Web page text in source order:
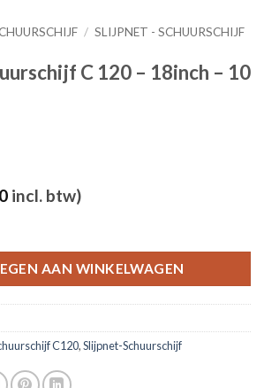
/ SLIJPNET - SCHUURSCHIJF
C 120 – 18inch – 10
incl. btw)
AAN WINKELWAGEN
C120,Slijpnet-Schuurschijf